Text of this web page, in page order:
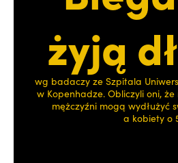
żyją
wg badaczy ze Szpitala
w Kopenhadze. Obliczyli oni,
mężczyźni mogą wydłużyć
a kobiety o